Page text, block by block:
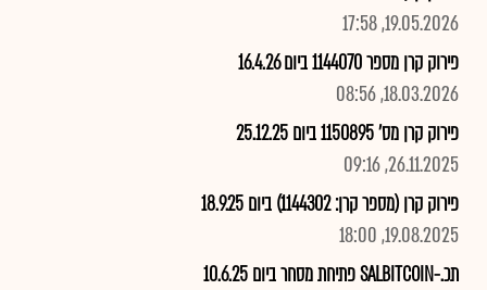
19.05.2026, 17:58
פירוק קרן מספר 1144070 ביום 16.4.26
18.03.2026, 08:56
פירוק קרן מס' 1150895 ביום 25.12.25
26.11.2025, 09:16
פירוק קרן (מספר קרן: 1144302) ביום 18.9.25
19.08.2025, 18:00
תכ.-SALBITCOIN פתיחת מסחר ביום 10.6.25